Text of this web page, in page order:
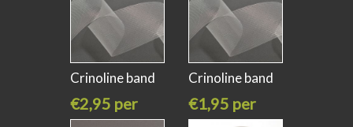
Crinoline band
€2,95 per
Crinoline band
€1,95 per